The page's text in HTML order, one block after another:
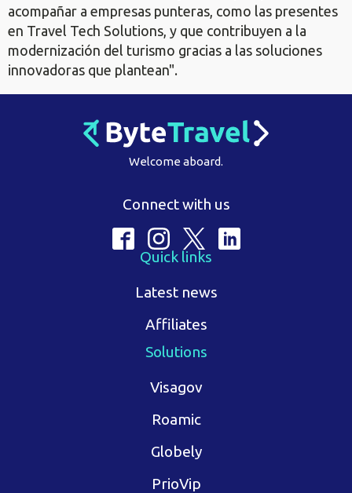
acompañar a empresas punteras, como las presentes
en Travel Tech Solutions, y que contribuyen a la
modernización del turismo gracias a las soluciones
innovadoras que plantean".
Welcome aboard.
Connect with us
Quick links
Latest news
Affiliates
Solutions
Visagov
Roamic
Globely
PrioVip